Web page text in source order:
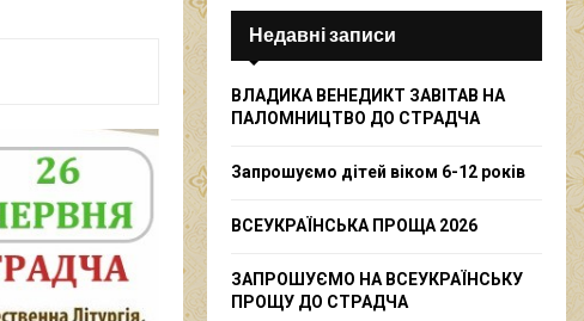
r
:
E
A
Недавні записи
ВЛАДИКА ВЕНЕДИКТ ЗАВІТАВ НА
ПАЛОМНИЦТВО ДО СТРАДЧА
Запрошуємо дітей віком 6-12 років
ВСЕУКРАЇНСЬКА ПРОЩА 2026
ЗАПРОШУЄМО НА ВСЕУКРАЇНСЬКУ
ПРОЩУ ДО СТРАДЧА